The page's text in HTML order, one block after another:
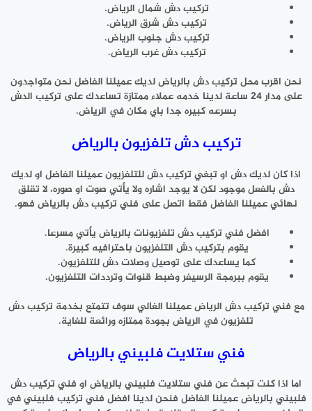
تركيب دش شمال الرياض.
تركيب دش شرق الرياض.
تركيب دش جنوب الرياض.
تركيب دش غرب الرياض.
نحن اقرب محل تركيب دش بالرياض لديك عميلنا الفاضل نحن متواجدون
على مدار 24 ساعة لدينا خدمه عملاء ممتازة تساعدك على تركيب الدش
بسرعه كبيره جدا باي مكان في الرياض.
تركيب دش تلفزيون بالرياض
اذا كان لديك دش او تبغي تركيب دش للتلفزيون عميلنا الفاضل او لديك
دش بالفعل موجود لكن لا يوجد اشاره ولا يأتي صوت او صوره، لا تقلق
نهائي عميلنا الفاضل فقط اتصل على فني تركيب دش بالرياض فهو.
افضل فني تركيب دش تلفزيونات بالرياض يأتي مسرعا.
يقوم بتركيب دش التلفزيون باحترافيه كبيرة.
كما يساعدك على توصيل وصلات دش للتلفزيون.
يقوم ببرمجة الرسيفر وضبط قنوات وترددات التلفزيون.
مع فني تركيب دش الرياض عميلنا الغالي سوف تتمتع بخدمة تركيب دش
تلفزيون في الرياض بجودة ممتازه ورائعة للغاية.
فني ستلايت فلبيني بالرياض
اما اذا كنت تبحث عن فني ستلايت فلبيني بالرياض او فني تركيب دش
فلبيني بالرياض عميلنا الفاضل فنحن لدينا افضل فني تركيب فلبيني في